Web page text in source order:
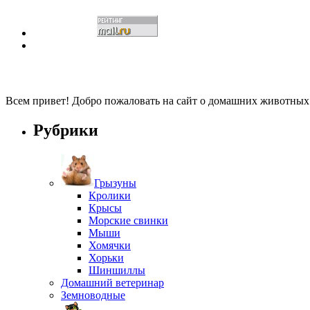
Всем привет! Добро пожаловать на сайт о домашних
Рубрики
Грызуны
Кролики
Крысы
Морские свинки
Мыши
Хомячки
Хорьки
Шиншиллы
Домашний ветеринар
Земноводные